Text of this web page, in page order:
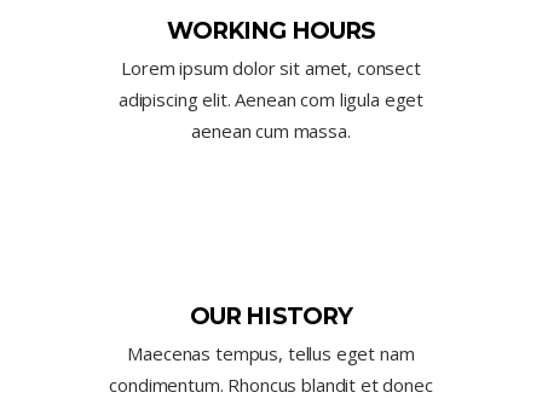
WORKING HOURS
Lorem ipsum dolor sit amet, consect
adipiscing elit. Aenean com ligula eget
aenean cum massa.
OUR HISTORY
Maecenas tempus, tellus eget nam
condimentum. Rhoncus blandit et donec